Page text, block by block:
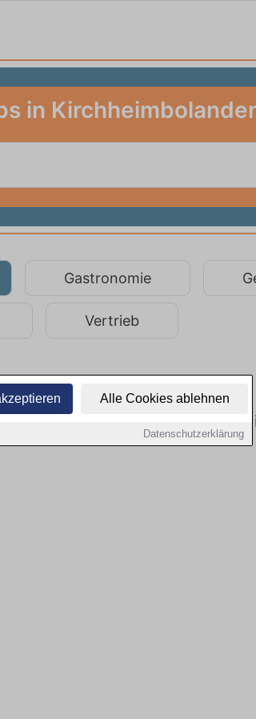
Alle Cookies ablehnen
Datenschutzerklärung
in
Gastronomie
Vertrieb
Stellenangebote für